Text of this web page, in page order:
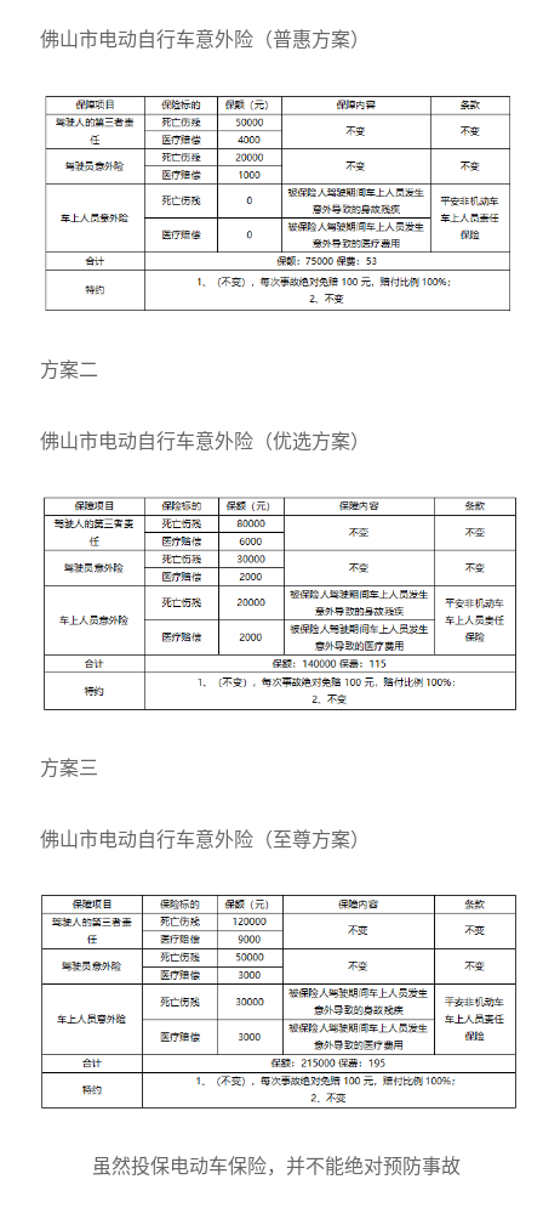
佛山市电动自行车意外险（普惠方案）
方案二
佛山市电动自行车意外险（优选方案）
方案三
佛山市电动自行车意外险（至尊方案）
虽然投保电动车保险，并不能绝对预防事故